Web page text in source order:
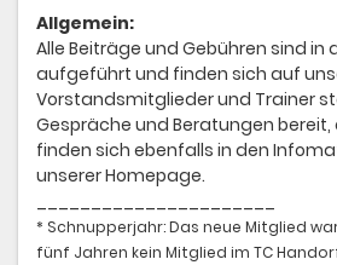
Allgemein:
Alle Beiträge und Gebühren sind
aufgeführt und finden sich auf
Vorstandsmitglieder und Trainer
Gespräche und Beratungen
finden sich ebenfalls in den
unserer Homepage.
* Schnupperjahr: Das neue Mitglied
fünf Jahren kein Mitglied im TC